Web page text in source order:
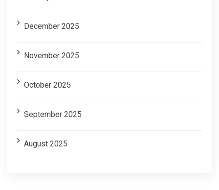
December 2025
November 2025
October 2025
September 2025
August 2025